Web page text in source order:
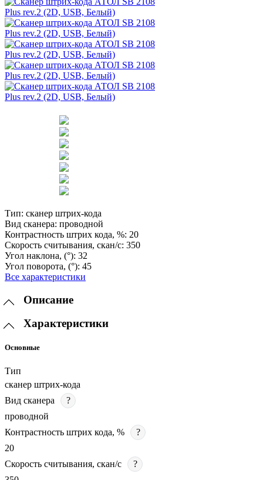
Тип: сканер штрих-кода
Вид сканера: проводной
Контрастность штрих кода, %: 20
Скорость считывания, скан/с: 350
Угол наклона, (°): 32
Угол поворота, (°): 45
Все характеристики
Описание
Характеристики
Основные
Тип
сканер штрих-кода
Вид сканера
?
проводной
Контрастность штрих кода, %
?
20
Скорость считывания, скан/с
?